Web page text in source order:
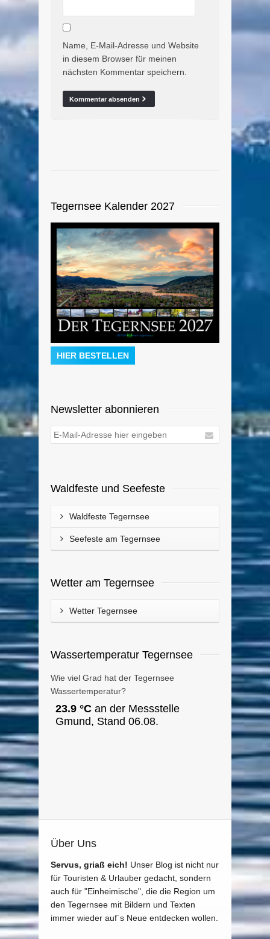
Name, E-Mail-Adresse und Website
in diesem Browser für meinen
nächsten Kommentar speichern.
Tegernsee Kalender 2027
HIER BESTELLEN
Newsletter abonnieren
Waldfeste und Seefeste
Waldfeste Tegernsee
Seefeste am Tegernsee
Wetter am Tegernsee
Wetter Tegernsee
Wassertemperatur Tegernsee
Wie viel Grad hat der Tegernsee
Wassertemperatur?
Über Uns
Servus, griaß eich! Unser Blog ist nicht nur
für Touristen & Urlauber gedacht, sondern
auch für "Einheimische", die die Region um
den Tegernsee mit Bildern und Texten
immer wieder auf´s Neue entdecken wollen.